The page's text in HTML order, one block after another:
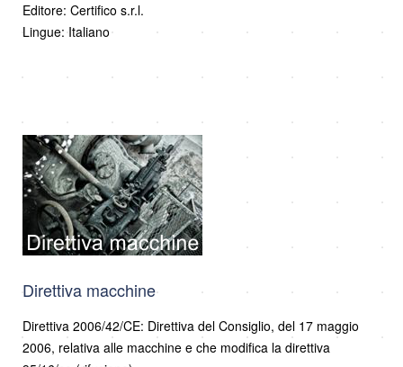
Editore: Certifico s.r.l.
Lingue: Italiano
Direttiva macchine
Direttiva 2006/42/CE: Direttiva del Consiglio, del 17 maggio
2006, relativa alle macchine e che modifica la direttiva